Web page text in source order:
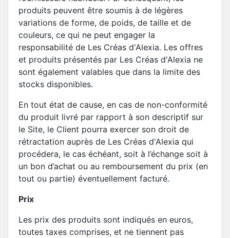
produits peuvent être soumis à de légères
variations de forme, de poids, de taille et de
couleurs, ce qui ne peut engager la
responsabilité de Les Créas d'Alexia. Les offres
et produits présentés par Les Créas d'Alexia ne
sont également valables que dans la limite des
stocks disponibles.
En tout état de cause, en cas de non-conformité
du produit livré par rapport à son descriptif sur
le Site, le Client pourra exercer son droit de
rétractation auprès de Les Créas d'Alexia qui
procédera, le cas échéant, soit à l’échange soit à
un bon d’achat ou au remboursement du prix (en
tout ou partie) éventuellement facturé.
Prix
Les prix des produits sont indiqués en euros,
toutes taxes comprises, et ne tiennent pas